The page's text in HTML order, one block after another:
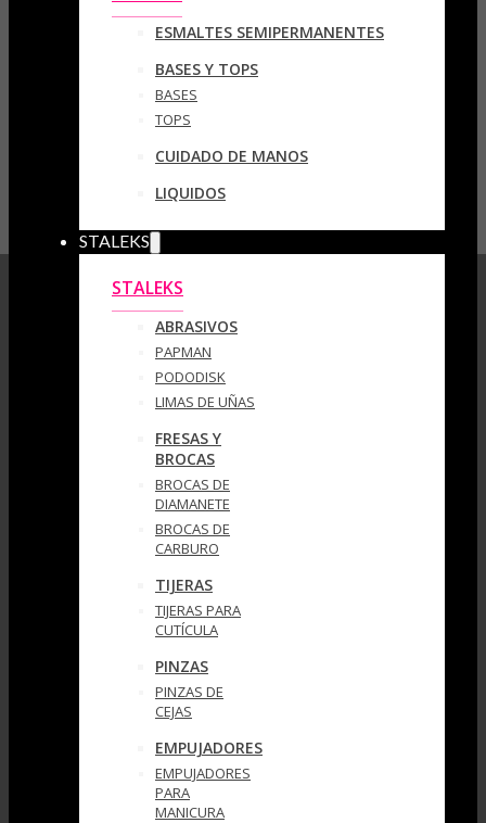
ESMALTES SEMIPERMANENTES
BASES Y TOPS
BASES
TOPS
CUIDADO DE MANOS
LIQUIDOS
STALEKS
STALEKS
ABRASIVOS
PAPMAN
PODODISK
LIMAS DE UÑAS
FRESAS Y
BROCAS
BROCAS DE
DIAMANETE
BROCAS DE
CARBURO
TIJERAS
TIJERAS PARA
CUTÍCULA
PINZAS
PINZAS DE
CEJAS
EMPUJADORES
EMPUJADORES
PARA
MANICURA